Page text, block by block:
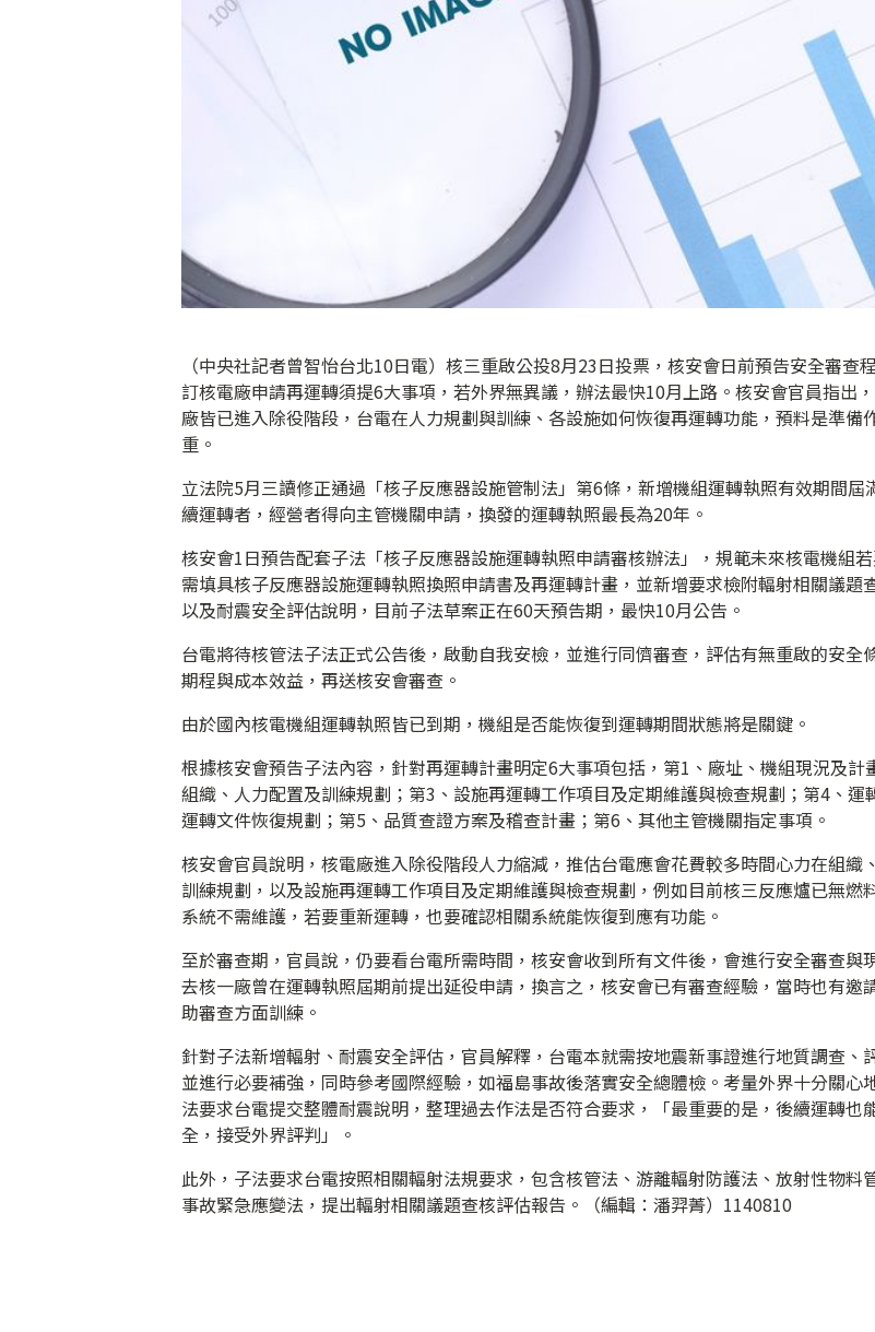
（中央社記者曾智怡台北10日電）核三重啟公投8月23日投票，核安會日前預告安全審查
訂核電廠申請再運轉須提6大事項，若外界無異議，辦法最快10月上路。核安會官員指出
廠皆已進入除役階段，台電在人力規劃與訓練、各設施如何恢復再運轉功能，預料是準備
重。
立法院5月三讀修正通過「核子反應器設施管制法」第6條，新增機組運轉執照有效期間屆
續運轉者，經營者得向主管機關申請，換發的運轉執照最長為20年。
核安會1日預告配套子法「核子反應器設施運轉執照申請審核辦法」，規範未來核電機組若
需填具核子反應器設施運轉執照換照申請書及再運轉計畫，並新增要求檢附輻射相關議題
以及耐震安全評估說明，目前子法草案正在60天預告期，最快10月公告。
台電將待核管法子法正式公告後，啟動自我安檢，並進行同儕審查，評估有無重啟的安全
期程與成本效益，再送核安會審查。
由於國內核電機組運轉執照皆已到期，機組是否能恢復到運轉期間狀態將是關鍵。
根據核安會預告子法內容，針對再運轉計畫明定6大事項包括，第1、廠址、機組現況及計
組織、人力配置及訓練規劃；第3、設施再運轉工作項目及定期維護與檢查規劃；第4、運
運轉文件恢復規劃；第5、品質查證方案及稽查計畫；第6、其他主管機關指定事項。
核安會官員說明，核電廠進入除役階段人力縮減，推估台電應會花費較多時間心力在組織
訓練規劃，以及設施再運轉工作項目及定期維護與檢查規劃，例如目前核三反應爐已無燃
系統不需維護，若要重新運轉，也要確認相關系統能恢復到應有功能。
至於審查期，官員說，仍要看台電所需時間，核安會收到所有文件後，會進行安全審查與
去核一廠曾在運轉執照屆期前提出延役申請，換言之，核安會已有審查經驗，當時也有邀
助審查方面訓練。
針對子法新增輻射、耐震安全評估，官員解釋，台電本就需按地震新事證進行地質調查、
並進行必要補強，同時參考國際經驗，如福島事故後落實安全總體檢。考量外界十分關心
法要求台電提交整體耐震說明，整理過去作法是否符合要求，「最重要的是，後續運轉也
全，接受外界評判」。
此外，子法要求台電按照相關輻射法規要求，包含核管法、游離輻射防護法、放射性物料
事故緊急應變法，提出輻射相關議題查核評估報告。（編輯：潘羿菁）1140810